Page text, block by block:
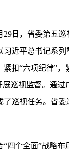
29日，省委第五
近平总书记系
扣“六项纪律”
巡视监督。通
巡视任务。省
四个全面”战略